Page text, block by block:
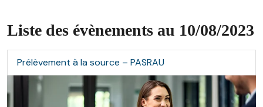
Liste des évènements au 10/08/2023
Prélèvement à la source – PASRAU